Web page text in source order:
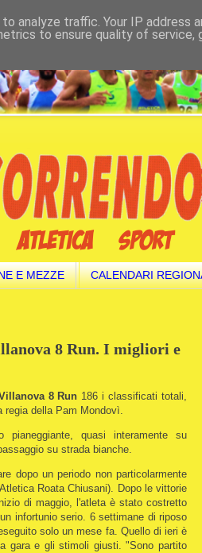
E MEZZE CALENDARI
8 Run. I migliori e
8 Run 186 i classificati totali,
della Pam Mondovì.
pianeggiante, quasi interamente su
su strada bianche.
dopo un periodo non particolarmente
Roata Chiusani). Dopo le vittorie
di maggio, l'atleta è stato costretto
infortunio serio. 6 settimane di riposo
solo un mese fa. Quello di ieri è
gara e gli stimoli giusti. "Sono partito
analyze traffic. Your IP address
to ensure quality of service,